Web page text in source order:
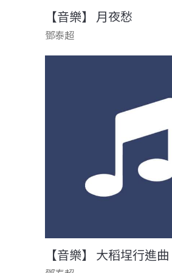
【音樂】 月夜愁
鄧泰超
【音樂】 大稻埕行進曲